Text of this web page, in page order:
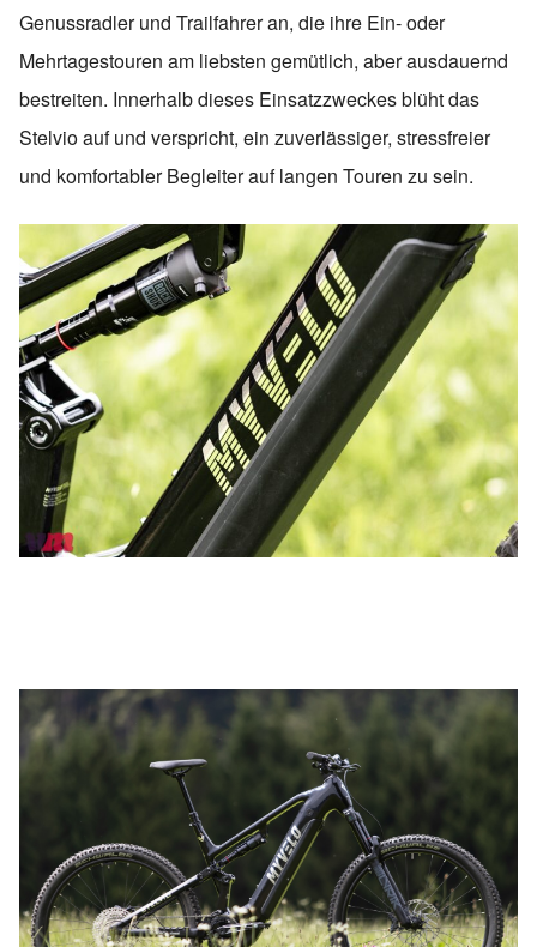
Genussradler und Trailfahrer an, die ihre Ein- oder
Mehrtagestouren am liebsten gemütlich, aber ausdauernd
bestreiten. Innerhalb dieses Einsatzzweckes blüht das
Stelvio auf und verspricht, ein zuverlässiger, stressfreier
und komfortabler Begleiter auf langen Touren zu sein.